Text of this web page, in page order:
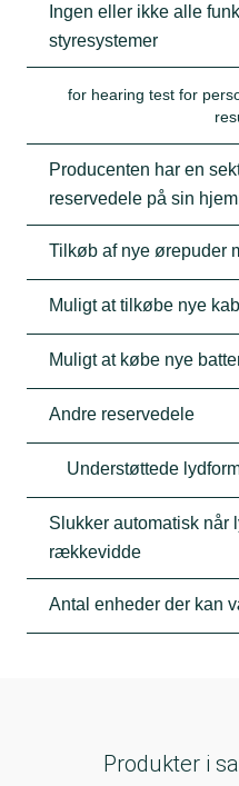
Ingen eller ikke alle
styresystemer
for hearing test for
Producenten har en
reservedele på sin
Tilkøb af nye ørepuder
Muligt at tilkøbe nye
Muligt at købe nye
Andre reservedele
Understøttede
Slukker automatisk når
rækkevidde
Antal enheder der kan
Produkter i